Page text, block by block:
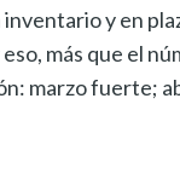
y en
más que el
marzo fuerte;